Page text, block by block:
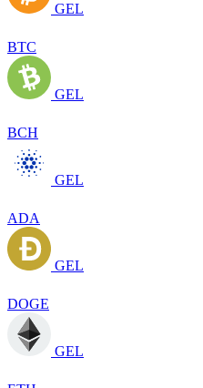
GEL
BTC
GEL
BCH
GEL
ADA
GEL
DOGE
GEL